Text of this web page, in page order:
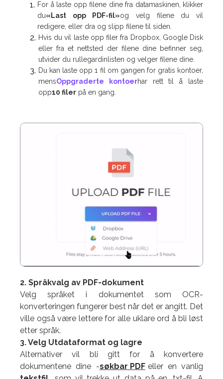
For å laste opp filene dine fra datamaskinen, klikker
du«Last opp PDF-fil»og velg filene du vil
redigere, eller dra og slipp filene til siden.
Hvis du vil laste opp filer fra Dropbox, Google Disk
eller fra et nettsted der filene dine befinner seg,
utvider du rullegardinlisten og velger filene dine.
Du kan laste opp 1 fil om gangen for gratis kontoer,
mensOppgraderte kontoerhar rett til å laste
opp10 filer på en gang.
2. Språkvalg av PDF-dokument
Velg språket i dokumentet som OCR-
konverteringen fungerer best når det er angitt. Det
ville også være lettere for alle uklare ord å bli løst
etter språk.
3. Velg Utdataformat og lagre
Alternativer vil bli gitt for å konvertere
dokumentene dine -søkbar PDF eller en vanlig